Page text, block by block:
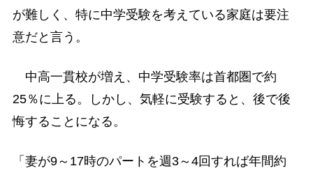
が難しく、特に中学受験を考えている家庭は要注
意だと言う。
中高一貫校が増え、中学受験率は首都圏で約
25％に上る。しかし、気軽に受験すると、後で後
悔することになる。
「妻が9～17時のパートを週3～4回すれば年間約